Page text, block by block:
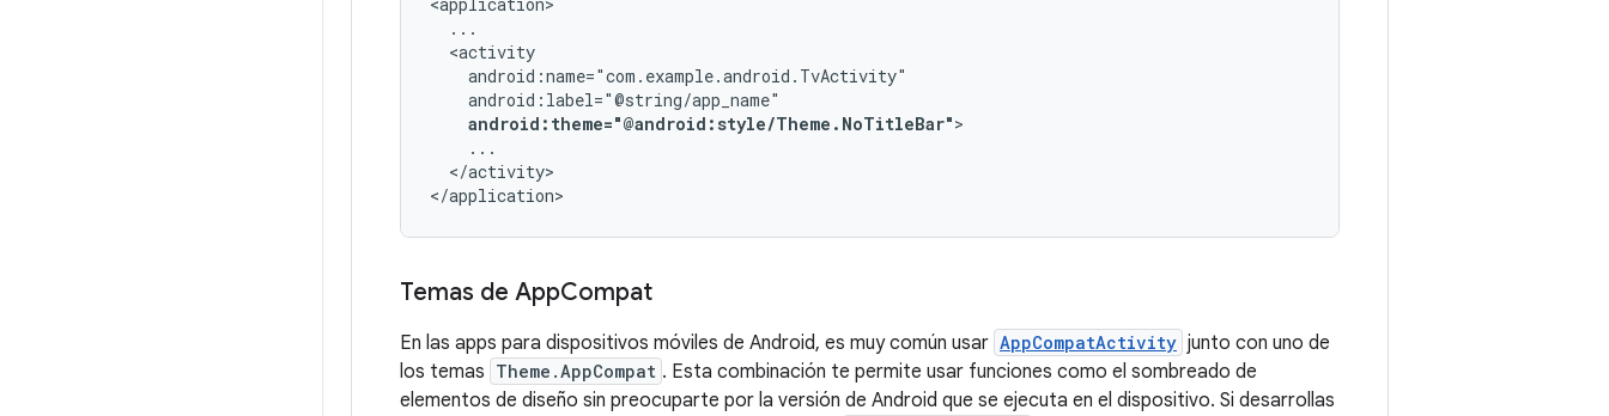
android:theme="@android:style/Theme.NoTitleBar"
</activity>
</application>
Temas de AppCompat
En las apps para dispositivos móviles de Android, es muy común usar AppCompatActivity junto con uno de
los temas Theme.AppCompat . Esta combinación te permite usar funciones como el sombreado de
elementos de diseño sin preocuparte por la versión de Android que se ejecuta en el dispositivo. Si desarrollas